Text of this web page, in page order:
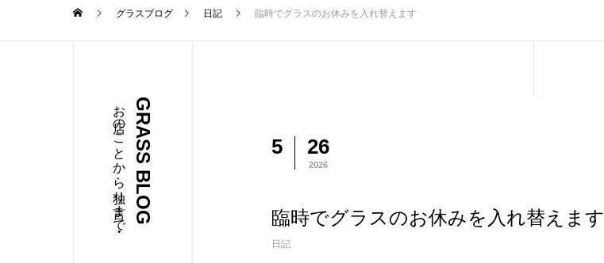
グラスブログ 日記 臨時でグラスのお休みを入れ替えます
GRASS BLOG
お店のことから独り言まで・・・ 5 26
2026
臨時でグラスのお休みを入れ替えます
日記